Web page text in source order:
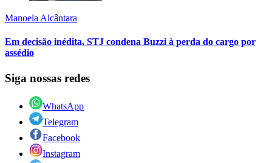
Manoela Alcântara
Em decisão inédita, STJ condena Buzzi à perda do cargo por
assédio
Siga nossas redes
WhatsApp
Telegram
Facebook
Instagram